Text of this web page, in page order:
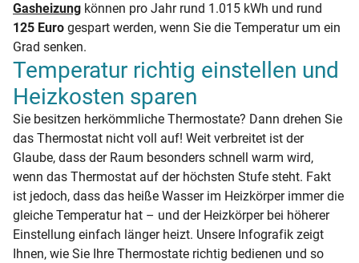
Gasheizung können pro Jahr rund 1.015 kWh und rund
125 Euro gespart werden, wenn Sie die Temperatur um ein
Grad senken.
Temperatur richtig einstellen und
Heizkosten sparen
Sie besitzen herkömmliche Thermostate? Dann drehen Sie
das Thermostat nicht voll auf! Weit verbreitet ist der
Glaube, dass der Raum besonders schnell warm wird,
wenn das Thermostat auf der höchsten Stufe steht. Fakt
ist jedoch, dass das heiße Wasser im Heizkörper immer die
gleiche Temperatur hat – und der Heizkörper bei höherer
Einstellung einfach länger heizt. Unsere Infografik zeigt
Ihnen, wie Sie Ihre Thermostate richtig bedienen und so